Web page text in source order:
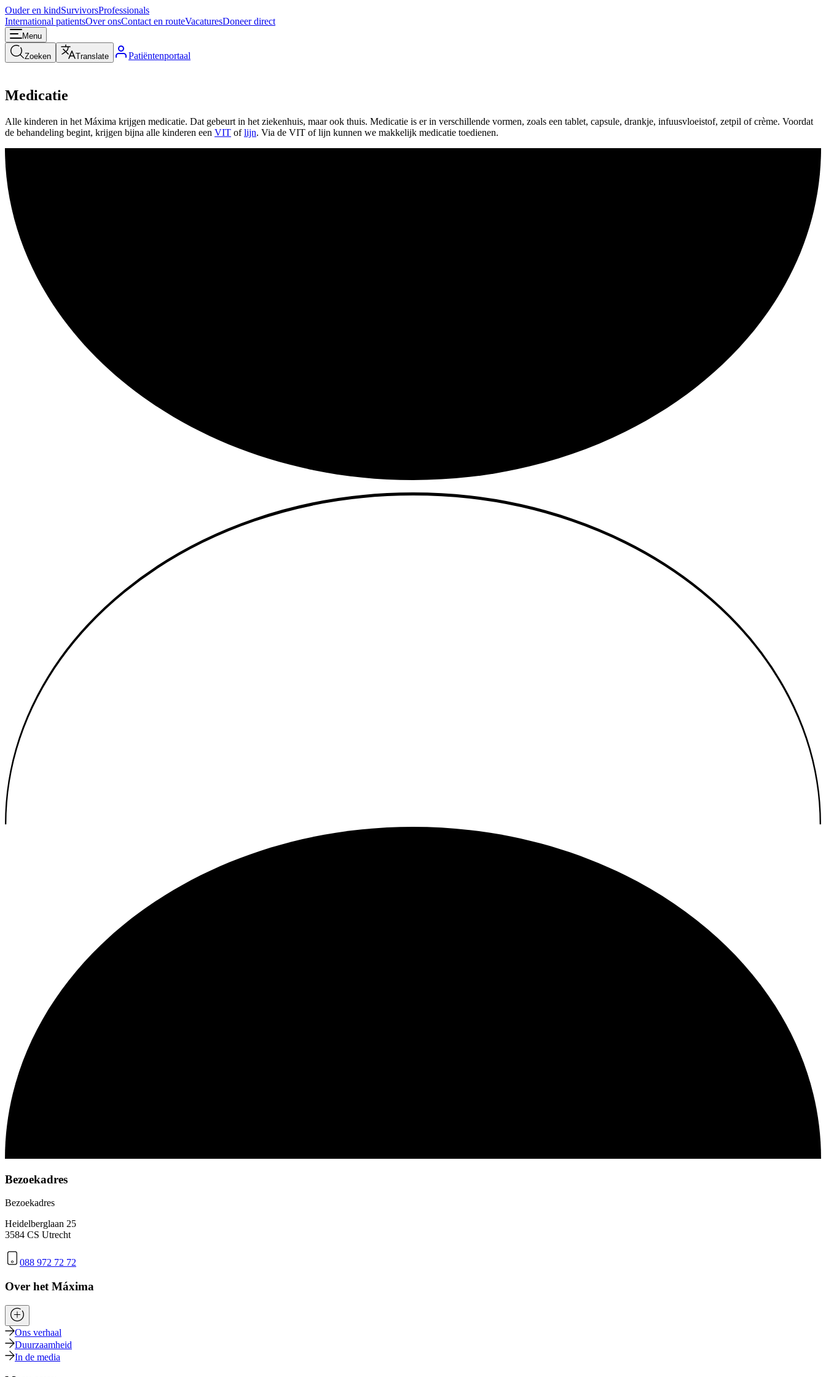
Ouder en kindSurvivorsProfessionals
International patientsOver onsContact en routeVacaturesDoneer direct
Menu
Zoeken Translate Patiëntenportaal
Medicatie
Alle kinderen in het Máxima krijgen medicatie. Dat gebeurt in het ziekenhuis, maar ook thuis. Medicatie is er in verschillende vormen, zoals een tablet, capsule, drankje, infuusvloeistof, zetpil of crème. Voordat
de behandeling begint, krijgen bijna alle kinderen een VIT oflijn. Via de VIT of lijn kunnen we makkelijk medicatie toedienen.
Bezoekadres
Bezoekadres
Heidelberglaan 25
3584 CS Utrecht
088 972 72 72
Over het Máxima
Ons verhaal
Duurzaamheid
In de media